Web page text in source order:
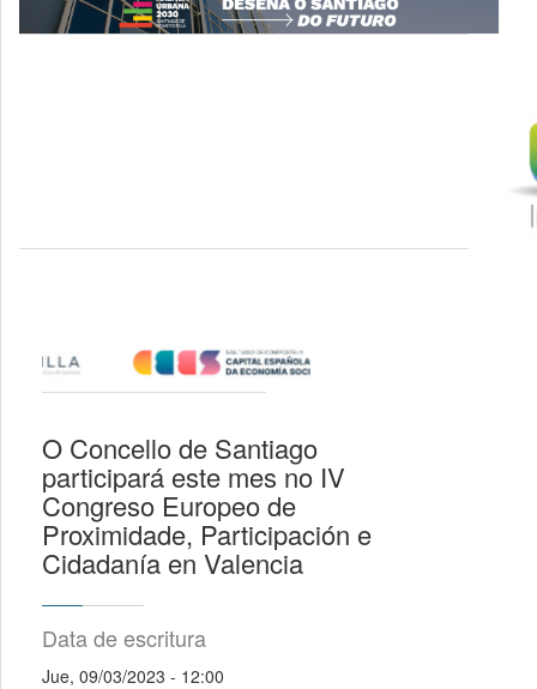
O Concello de Santiago
participará este mes no IV
Congreso Europeo de
Proximidade, Participación e
Cidadanía en Valencia
Data de escritura
Jue, 09/03/2023 - 12:00